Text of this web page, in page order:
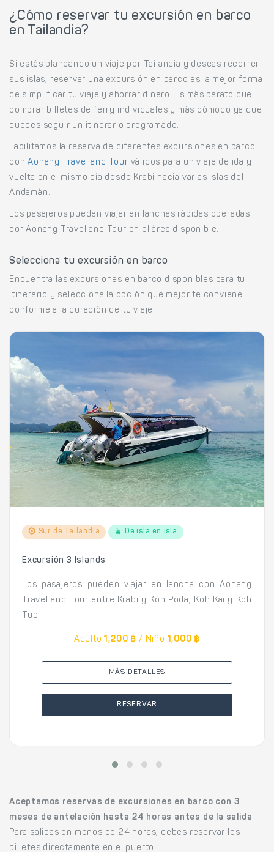
¿Cómo reservar tu excursión en barco
en Tailandia?
Si estás planeando un viaje por Tailandia y deseas recorrer
sus islas, reservar una excursión en barco es la mejor forma
de simplificar tu viaje y ahorrar dinero. Es más barato que
comprar billetes de ferry individuales y más cómodo ya que
puedes seguir un itinerario programado.
Facilitamos la reserva de diferentes excursiones en barco
conAonang Travel and Tour válidos para un viaje de ida y
vuelta en el mismo día desde Krabi hacia varias islas del
Andamán.
Los pasajeros pueden viajar en lanchas rápidas operadas
por Aonang Travel and Tour en el área disponible.
Selecciona tu excursión en barco
Encuentra las excursiones en barco disponibles para tu
itinerario y selecciona la opción que mejor te conviene
conforme a la duración de tu viaje.
Sur de Tailandia De isla en isla
Excursión 3 Islands
Los pasajeros pueden viajar en lancha con Aonang
Travel and Tour entre Krabi y Koh Poda, Koh Kai y Koh
Tub.
Adulto 1,200 ฿ / Niño 1,000 ฿
MÁS DETALLES
RESERVAR
Aceptamos reservas de excursiones en barco con 3
meses de antelación hasta 24 horas antes de la salida.
Para salidas en menos de 24 horas, debes reservar los
billetes directamente en el puerto.